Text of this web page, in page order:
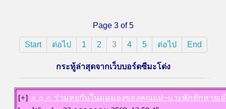
Page 3 of 5
Start ต่อไป 1 2 3 4 5 ต่อไป End
กระทู้ล่าสุดจากเว็บบอร์ดซีมะโด่ง